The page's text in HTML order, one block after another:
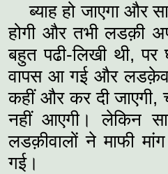
ब्याह हो जाएगा और
होगी और तभी लडक़ी
बहुत पढी-लिखी थी,
वापस आ गई और
कहीं और कर दी
नहीं आएगी। लेकिन
लडक़ीवालों ने माफी
गई।